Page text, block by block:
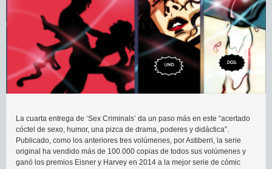
La cuarta entrega de ‘Sex Criminals’ da un paso más en este “acertado
cóctel de sexo, humor, una pizca de drama, poderes y didáctica”.
Publicado, como los anteriores tres volúmenes, por Astiberri, la serie
original ha vendido más de 100.000 copias de todos sus volúmenes y
ganó los premios Eisner y Harvey en 2014 a la mejor serie de cómic